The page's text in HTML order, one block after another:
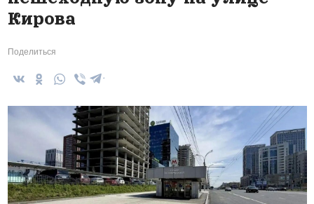
Кирова
Поделиться